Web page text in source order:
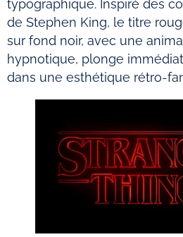
typographique. Inspiré des
de Stephen King, le titre
sur fond noir, avec une
hypnotique, plonge
dans une esthétique rétro-